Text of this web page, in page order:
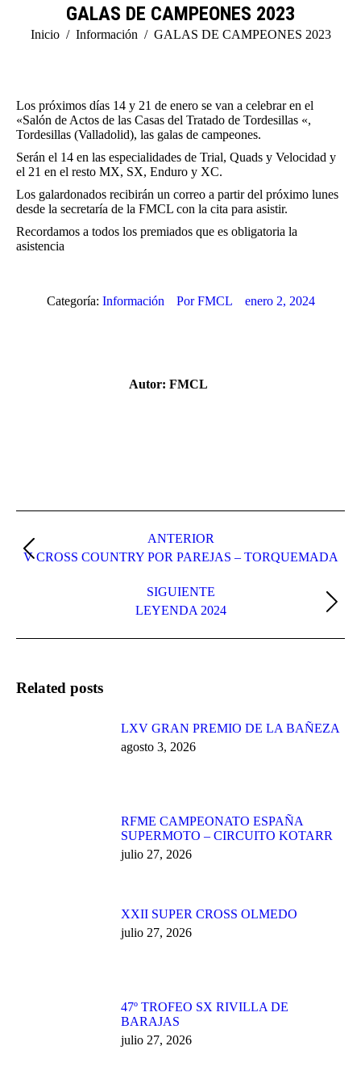
GALAS DE CAMPEONES 2023
Estás aquí:
Inicio Información GALAS DE CAMPEONES 2023
Los próximos días 14 y 21 de enero se van a celebrar en el
«Salón de Actos de las Casas del Tratado de Tordesillas «,
Tordesillas (Valladolid), las galas de campeones.
Serán el 14 en las especialidades de Trial, Quads y Velocidad y
el 21 en el resto MX, SX, Enduro y XC.
Los galardonados recibirán un correo a partir del próximo lunes
desde la secretaría de la FMCL con la cita para asistir.
Recordamos a todos los premiados que es obligatoria la
asistencia
Categoría: Información PorFMCL enero 2, 2024
Autor: FMCL
entre
publicaciones
ANTERIOR
Publicación
V CROSS COUNTRY POR PAREJAS – TORQUEMADA
SIGUIENTE
Publicación
LEYENDA 2024
Related posts
LXV GRAN PREMIO DE LA BAÑEZA
agosto 3, 2026
RFME CAMPEONATO ESPAÑA
SUPERMOTO – CIRCUITO KOTARR
julio 27, 2026
XXII SUPER CROSS OLMEDO
julio 27, 2026
47º TROFEO SX RIVILLA DE
BARAJAS
julio 27, 2026